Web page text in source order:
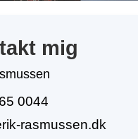
mig
0044
rasmussen.dk